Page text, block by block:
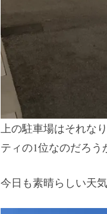
上の駐車場はそれな
ティの1位なのだろう
今日も素晴らしい天気